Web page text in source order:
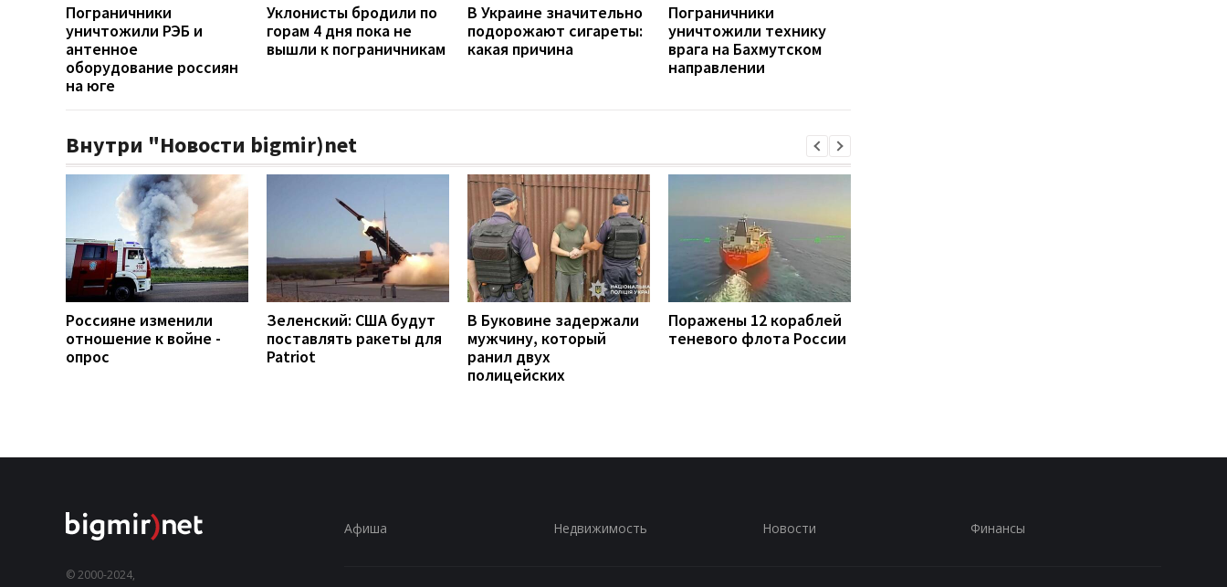
Пограничники
уничтожили РЭБ и
антенное
оборудование россиян
на юге
Уклонисты бродили по
горам 4 дня пока не
вышли к пограничникам
В Украине значительно
подорожают сигареты:
какая причина
Пограничники
уничтожили технику
врага на Бахмутском
направлении
Внутри "Новости bigmir)net
Россияне изменили
отношение к войне -
опрос
Зеленский: США будут
поставлять ракеты для
Patriot
В Буковине задержали
мужчину, который
ранил двух
полицейских
Поражены 12 кораблей
теневого флота России
© 2000-2024,
Афиша Недвижимость Новости Финансы